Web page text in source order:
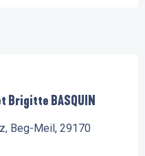
Brigitte BASQUIN
Beg-Meil, 29170